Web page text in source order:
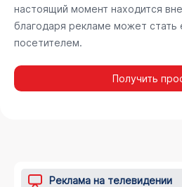
настоящий момент находится
благодаря рекламе может стать
посетителем.
Получить
Реклама на телевидении